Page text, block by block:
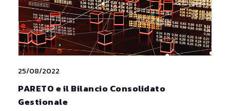
25/08/2022
PARETO e il Bilancio Consolidato
Gestionale